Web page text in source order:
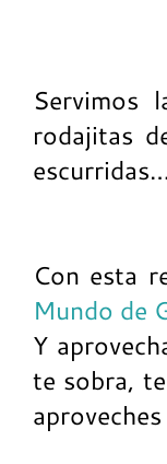
Servimos
rodajitas
Con esta
Mundo de
Y
te sobra,